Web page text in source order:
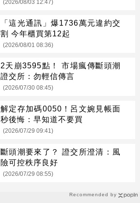
Recommended by
(2026/08/03 12:47)
「這光通訊」爆1736萬元違約交
割 今年櫃買第12起
(2026/08/01 08:36)
2天崩3595點！ 市場瘋傳斷頭潮
證交所：勿輕信傳言
(2026/07/30 08:45)
解定存加碼0050！呂文婉見帳面
秒後悔：早知道不要買
(2026/07/29 09:41)
斷頭潮要來了？ 證交所澄清：風
險可控秩序良好
(2026/07/29 08:55)